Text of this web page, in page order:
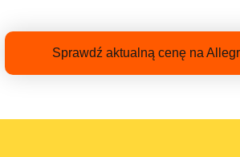
Sprawdź aktualną cenę na